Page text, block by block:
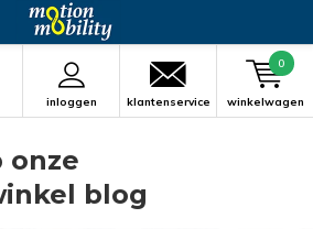
inloggen klantenservice winkelwagen
0
onze
blog